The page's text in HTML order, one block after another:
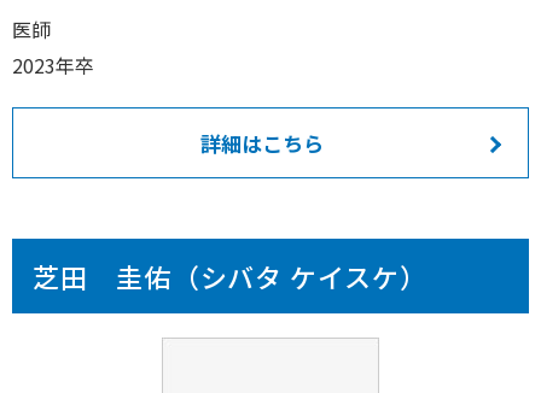
医師
2023年卒
詳細はこちら
芝田 圭佑（シバタ ケイスケ）